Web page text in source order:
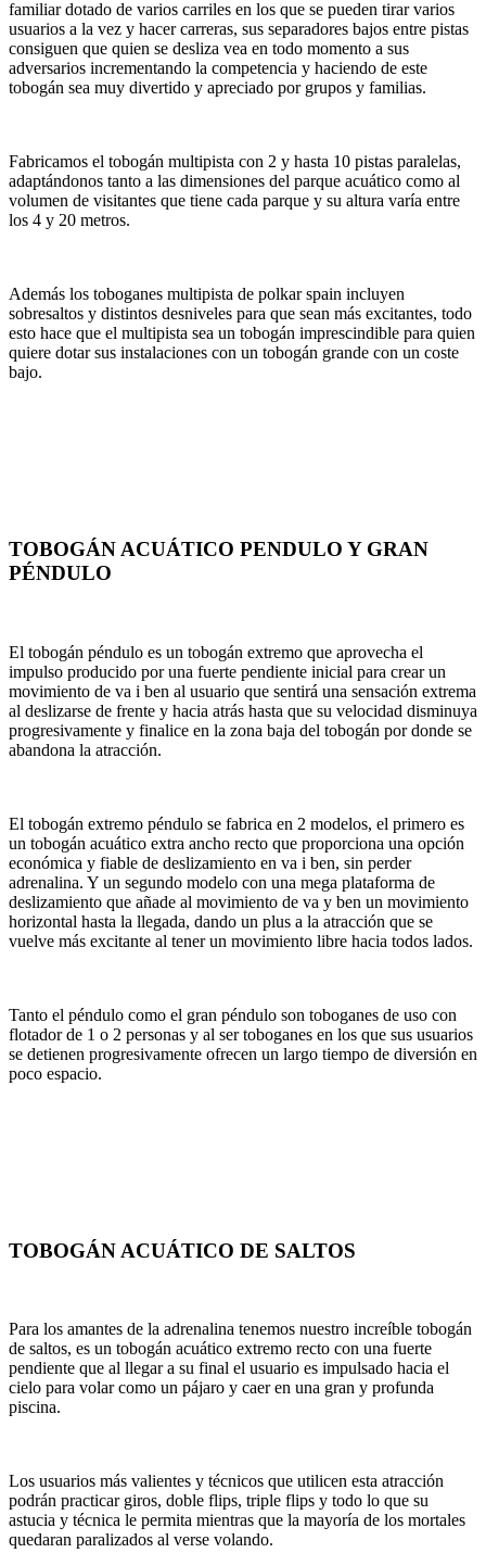
familiar dotado de varios carriles en los que se pueden tirar varios
usuarios a la vez y hacer carreras, sus separadores bajos entre pistas
consiguen que quien se desliza vea en todo momento a sus
adversarios incrementando la competencia y haciendo de este
tobogán sea muy divertido y apreciado por grupos y familias.
Fabricamos el tobogán multipista con 2 y hasta 10 pistas paralelas,
adaptándonos tanto a las dimensiones del parque acuático como al
volumen de visitantes que tiene cada parque y su altura varía entre
los 4 y 20 metros.
Además los toboganes multipista de polkar spain incluyen
sobresaltos y distintos desniveles para que sean más excitantes, todo
esto hace que el multipista sea un tobogán imprescindible para quien
quiere dotar sus instalaciones con un tobogán grande con un coste
bajo.
TOBOGÁN ACUÁTICO PENDULO Y GRAN
PÉNDULO
El tobogán péndulo es un tobogán extremo que aprovecha el
impulso producido por una fuerte pendiente inicial para crear un
movimiento de va i ben al usuario que sentirá una sensación extrema
al deslizarse de frente y hacia atrás hasta que su velocidad disminuya
progresivamente y finalice en la zona baja del tobogán por donde se
abandona la atracción.
El tobogán extremo péndulo se fabrica en 2 modelos, el primero es
un tobogán acuático extra ancho recto que proporciona una opción
económica y fiable de deslizamiento en va i ben, sin perder
adrenalina. Y un segundo modelo con una mega plataforma de
deslizamiento que añade al movimiento de va y ben un movimiento
horizontal hasta la llegada, dando un plus a la atracción que se
vuelve más excitante al tener un movimiento libre hacia todos lados.
Tanto el péndulo como el gran péndulo son toboganes de uso con
flotador de 1 o 2 personas y al ser toboganes en los que sus usuarios
se detienen progresivamente ofrecen un largo tiempo de diversión en
poco espacio.
TOBOGÁN ACUÁTICO DE SALTOS
Para los amantes de la adrenalina tenemos nuestro increíble tobogán
de saltos, es un tobogán acuático extremo recto con una fuerte
pendiente que al llegar a su final el usuario es impulsado hacia el
cielo para volar como un pájaro y caer en una gran y profunda
piscina.
Los usuarios más valientes y técnicos que utilicen esta atracción
podrán practicar giros, doble flips, triple flips y todo lo que su
astucia y técnica le permita mientras que la mayoría de los mortales
quedaran paralizados al verse volando.